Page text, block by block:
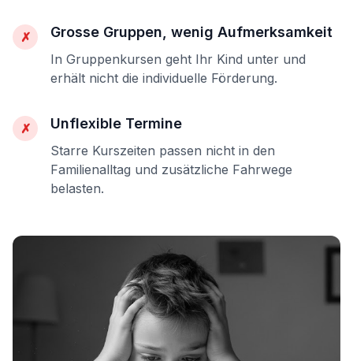
✗ Grosse Gruppen, wenig Aufmerksamkeit
In Gruppenkursen geht Ihr Kind unter und
erhält nicht die individuelle Förderung.
✗ Unflexible Termine
Starre Kurszeiten passen nicht in den
Familienalltag und zusätzliche Fahrwege
belasten.